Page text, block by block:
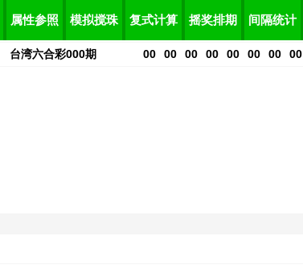
属性参照 模拟搅珠 复式计算 摇奖排期 间隔统计
台湾六合彩000期 00 00 00 00 00 00 00 00